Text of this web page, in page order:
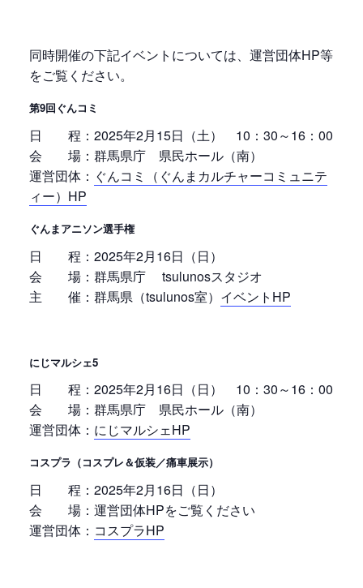
同時開催の下記イベントについては、運営団体HP等
をご覧ください。
第9回ぐんコミ
日 程：2025年2月15日（土） 10：30～16：00
会 場：群馬県庁 県民ホール（南）
運営団体： ぐんコミ（ぐんまカルチャーコミュニテ
ィー）HP
ぐんまアニソン選手権
日 程：2025年2月16日（日）
会 場：群馬県庁 tsulunosスタジオ
主 催：群馬県（tsulunos室） イベントHP
にじマルシェ5
日 程：2025年2月16日（日） 10：30～16：00
会 場：群馬県庁 県民ホール（南）
運営団体： にじマルシェHP
コスプラ（コスプレ＆仮装／痛車展示）
日 程：2025年2月16日（日）
会 場：運営団体HPをご覧ください
運営団体： コスプラHP